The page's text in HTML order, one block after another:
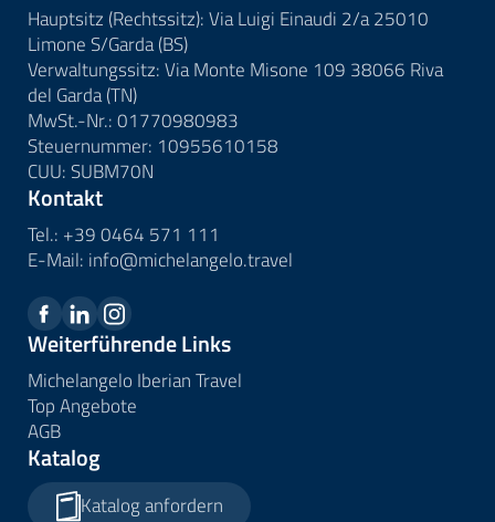
Hauptsitz (Rechtssitz): Via Luigi Einaudi 2/a 25010
Limone S/Garda (BS)
Verwaltungssitz: Via Monte Misone 109 38066 Riva
del Garda (TN)
MwSt.-Nr.: 01770980983
Steuernummer: 10955610158
CUU: SUBM70N
Kontakt
Tel.: +39 0464 571 111
E-Mail: info@michelangelo.travel
Weiterführende Links
Michelangelo Iberian Travel
Top Angebote
AGB
Katalog
Katalog anfordern